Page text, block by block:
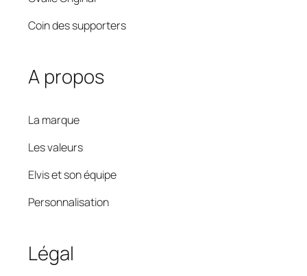
Coin des supporters
A propos
La marque
Les valeurs
Elvis et son équipe
Personnalisation
Légal